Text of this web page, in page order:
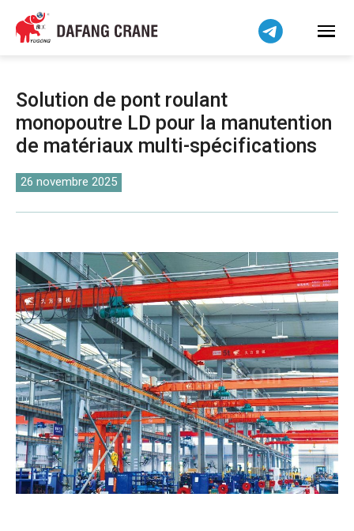
Solution de pont roulant
monopoutre LD pour la manutention
de matériaux multi-spécifications
26 novembre 2025
Bahasa Indonesia
Bahasa Melayu
বাংলা
فارسی
Pilipino
اردو
Українська
Беларуская мова
Kiswahili
Dansk
Norsk
O‘zbekcha